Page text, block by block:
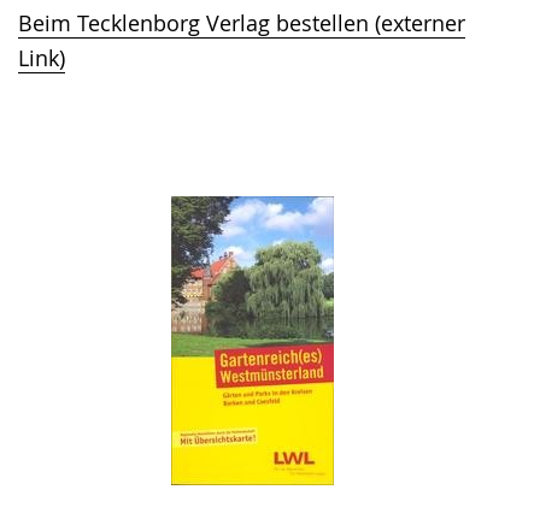
Beim Tecklenborg Verlag bestellen (externer
Link)